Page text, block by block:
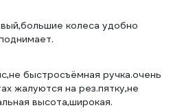
колеса удобно
быстросъёмная ручка.очень
жалуются на рез.пятку,не
высота,широкая.